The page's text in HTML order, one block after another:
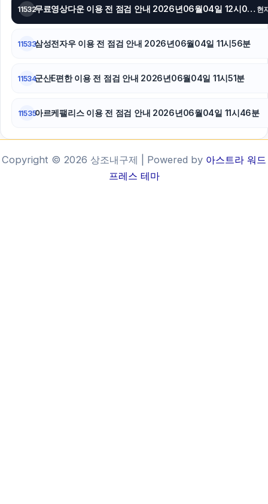
11532 무료영상다운 이용 전 점검 안내 2026년06월04일 12시01분 현
11533삼성전자우 이용 전 점검 안내 2026년06월04일 11시56분
11534군산E편한 이용 전 점검 안내 2026년06월04일 11시51분
11535아르케팰리스 이용 전 점검 안내 2026년06월04일 11시46분
Copyright © 2026 상조내구제 | Powered by 아스트라 워드
프레스 테마